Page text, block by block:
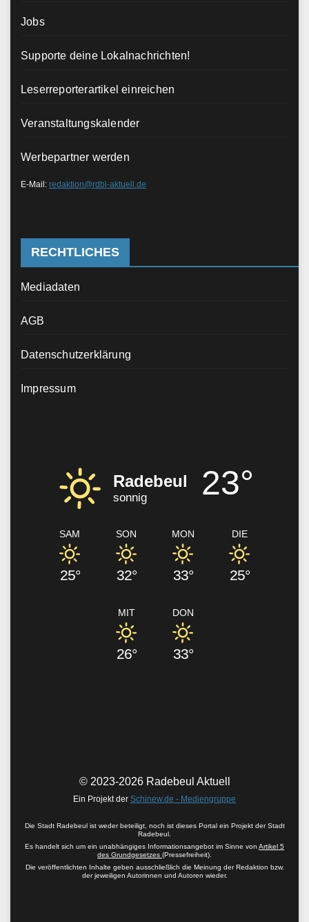
Jobs
Supporte deine Lokalnachrichten!
Leserreporterartikel einreichen
Veranstaltungskalender
Werbepartner werden
E-Mail: redaktion@rdbl-aktuell.de
RECHTLICHES
Mediadaten
AGB
Datenschutzerklärung
Impressum
Radebeul
sonnig 23°
SAM
25°
SON
32°
MON
33°
DIE
25°
MIT
26°
DON
33°
© 2023-2026 Radebeul Aktuell
Ein Projekt der Schinew.de - Mediengruppe
Die Stadt Radebeul ist weder beteiligt, noch ist dieses Portal ein Projekt der Stadt
Radebeul.
Es handelt sich um ein unabhängiges Informationsangebot im Sinne von Artikel 5
des Grundgesetzes (Pressefreiheit).
Die veröffentlichten Inhalte geben ausschließlich die Meinung der Redaktion bzw.
der jeweiligen Autorinnen und Autoren wieder.